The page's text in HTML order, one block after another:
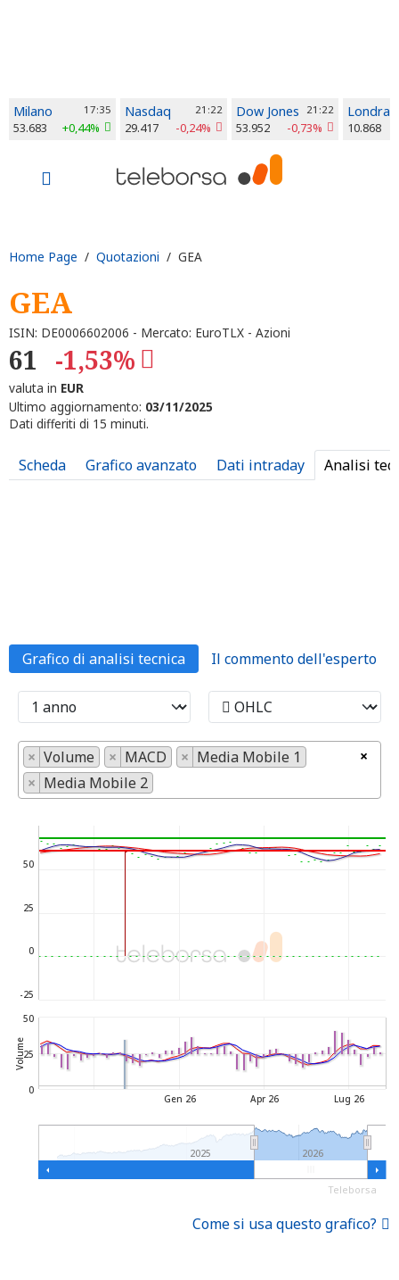
Milano 17:35
53.683 +0,44%
Nasdaq 21:22
29.417 -0,24%
Dow Jones 21:22
53.952 -0,73%
Londra
10.868
Home Page / Quotazioni / GEA
GEA
ISIN: DE0006602006 - Mercato: EuroTLX - Azioni
61 -1,53%
valuta in EUR
Ultimo aggiornamento: 03/11/2025
Dati differiti di 15 minuti.
Scheda Grafico avanzato Dati intraday Analisi
Grafico di analisi tecnica Il commento dell'esperto
×
× Volume × MACD × Media Mobile 1
× Media Mobile 2
Volume
2025 2026
Gen 26 Lug 26
Apr 26
-25
0
25
50
0
25
50
Teleborsa
Come si usa questo grafico?